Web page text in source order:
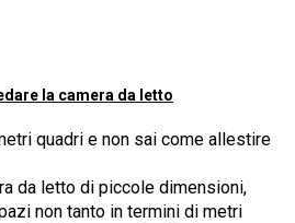
la camera da letto
quadri e non sai come allestire
da letto di piccole dimensioni,
non tanto in termini di metri